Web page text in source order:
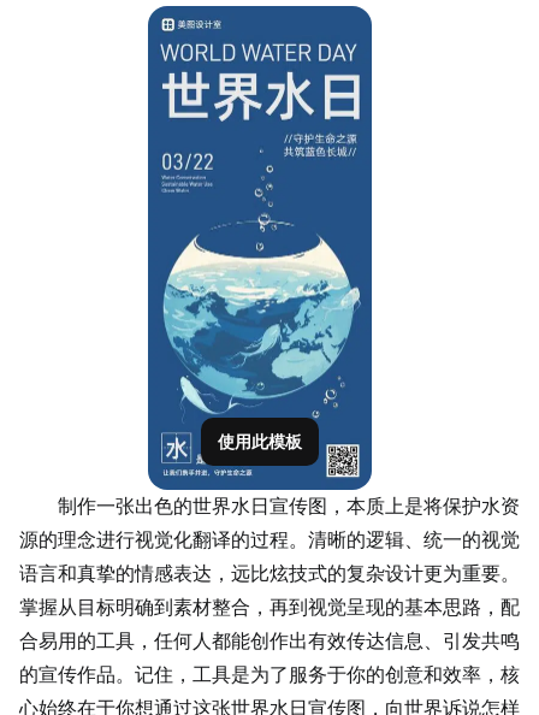
使用此模板
制作一张出色的世界水日宣传图，本质上是将保护水资
源的理念进行视觉化翻译的过程。清晰的逻辑、统一的视觉
语言和真挚的情感表达，远比炫技式的复杂设计更为重要。
掌握从目标明确到素材整合，再到视觉呈现的基本思路，配
合易用的工具，任何人都能创作出有效传达信息、引发共鸣
的宣传作品。记住，工具是为了服务于你的创意和效率，核
心始终在于你想通过这张世界水日宣传图，向世界诉说怎样